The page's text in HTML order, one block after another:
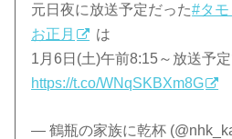
元日夜に放送予定だった#タ
お正月
は
1月6日(土)午前8:15～放送予
https://t.co/WNqSKBXm8G
— 鶴瓶の家族に乾杯